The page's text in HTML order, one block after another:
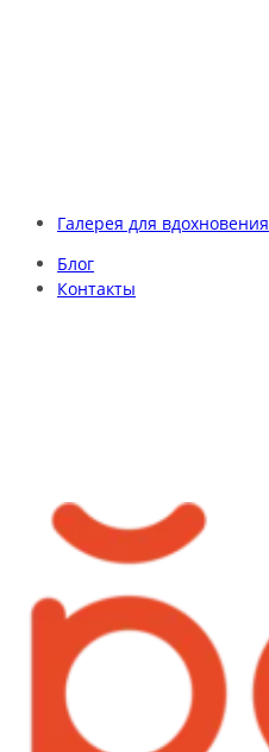
Галерея для вдохновения
Блог
Контакты